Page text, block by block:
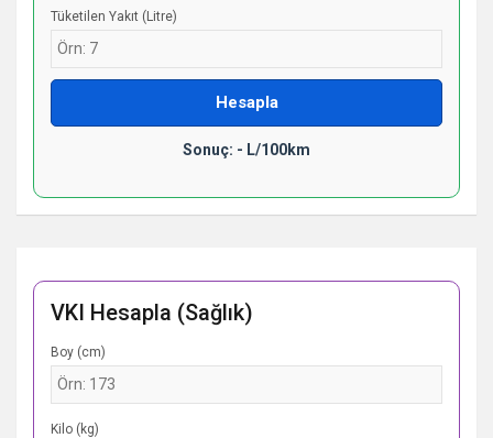
Tüketilen Yakıt (Litre)
Hesapla
Sonuç: - L/100km
VKI Hesapla (Sağlık)
Boy (cm)
Kilo (kg)